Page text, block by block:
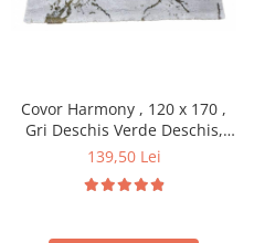
Covor Harmony , 120 x 170 ,
Gri Deschis Verde Deschis,
11902A
139,50 Lei